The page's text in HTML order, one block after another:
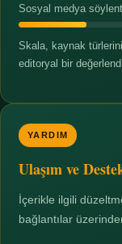
Sosyal medya
Skala, kaynak
editoryal bir
YARDIM
Ulaşım ve
İçerikle ilgili
bağlantılar